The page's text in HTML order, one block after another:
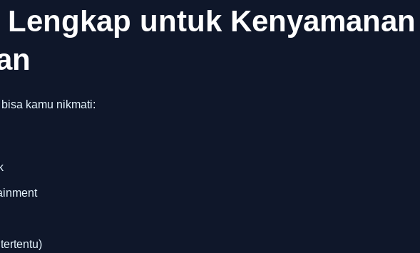
untuk Kenyamanan
kamu nikmati: